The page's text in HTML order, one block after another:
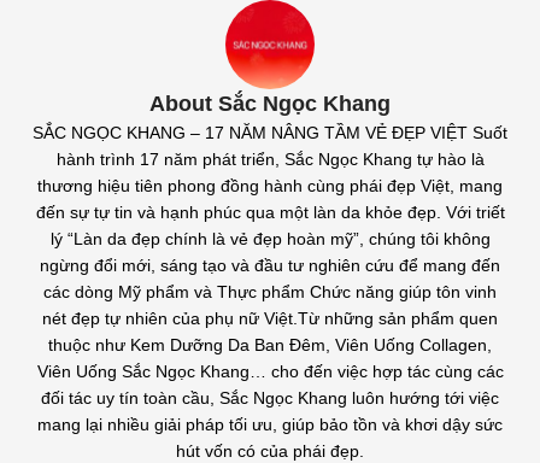
About Sắc Ngọc Khang
SẮC NGỌC KHANG – 17 NĂM NÂNG TẦM VẺ ĐẸP VIỆT Suốt
hành trình 17 năm phát triển, Sắc Ngọc Khang tự hào là
thương hiệu tiên phong đồng hành cùng phái đẹp Việt, mang
đến sự tự tin và hạnh phúc qua một làn da khỏe đẹp. Với triết
lý “Làn da đẹp chính là vẻ đẹp hoàn mỹ”, chúng tôi không
ngừng đổi mới, sáng tạo và đầu tư nghiên cứu để mang đến
các dòng Mỹ phẩm và Thực phẩm Chức năng giúp tôn vinh
nét đẹp tự nhiên của phụ nữ Việt.Từ những sản phẩm quen
thuộc như Kem Dưỡng Da Ban Đêm, Viên Uống Collagen,
Viên Uống Sắc Ngọc Khang… cho đến việc hợp tác cùng các
đối tác uy tín toàn cầu, Sắc Ngọc Khang luôn hướng tới việc
mang lại nhiều giải pháp tối ưu, giúp bảo tồn và khơi dậy sức
hút vốn có của phái đẹp.